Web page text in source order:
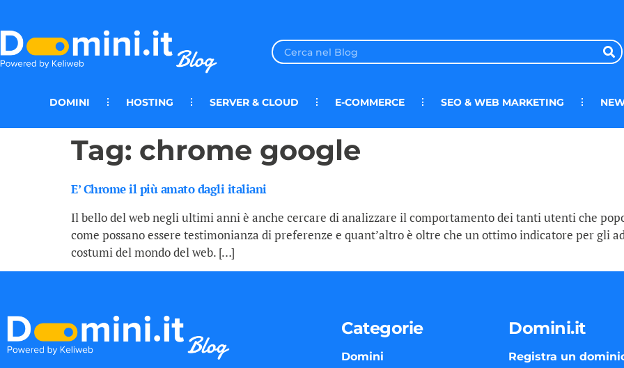
DOMINI HOSTING SERVER & CLOUD E-COMMERCE SEO & WEB MARKETING
Tag: chrome google
E’ Chrome il più amato dagli italiani
Il bello del web negli ultimi anni è anche cercare di analizzare il comportamento dei tanti utenti che
come possano essere testimonianza di preferenze e quant’altro è oltre che un ottimo indicatore per gli
costumi del mondo del web. […]
Categorie
Domini
Domini.it
Registra un